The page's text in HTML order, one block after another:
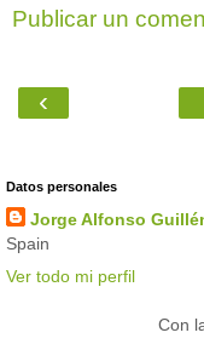
Publicar un
‹
Datos personales
Jorge Alfonso
Spain
Ver todo mi perfil
Con